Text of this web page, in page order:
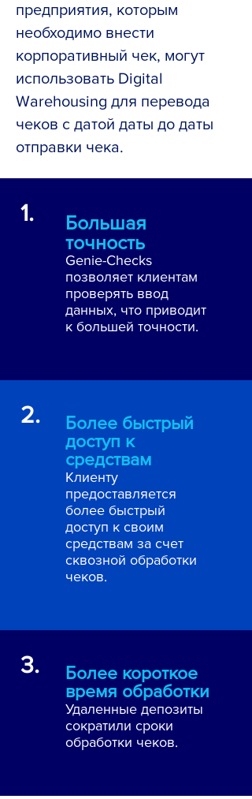
предприятия, которым
необходимо внести
корпоративный чек, могут
использовать Digital
Warehousing для перевода
чеков с датой даты до даты
отправки чека.
1.
Большая
точность
Genie-Checks
позволяет клиентам
проверять ввод
данных, что приводит
к большей точности.
2.
Более быстрый
доступ к
средствам
Клиенту
предоставляется
более быстрый
доступ к своим
средствам за счет
сквозной обработки
чеков.
3.
Более короткое
время обработки
Удаленные депозиты
сократили сроки
обработки чеков.